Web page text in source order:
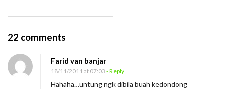
22 comments
B
Farid van banjar
18/11/2011 at 07:03 - Reply
Hahaha…untung ngk dibila buah kedondong